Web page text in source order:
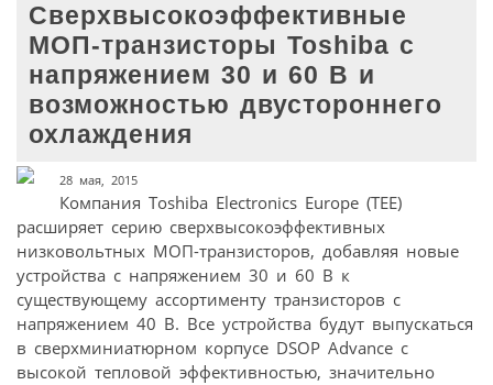
Cверхвысокоэффективные
МОП-транзисторы Toshiba с
напряжением 30 и 60 В и
возможностью двустороннего
охлаждения
28 мая, 2015
Компания Toshiba Electronics Europe (TEE)
расширяет серию сверхвысокоэффективных
низковольтных МОП-транзисторов, добавляя новые
устройства с напряжением 30 и 60 В к
существующему ассортименту транзисторов с
напряжением 40 В. Все устройства будут выпускаться
в сверхминиатюрном корпусе DSOP Advance с
высокой тепловой эффективностью, значительно